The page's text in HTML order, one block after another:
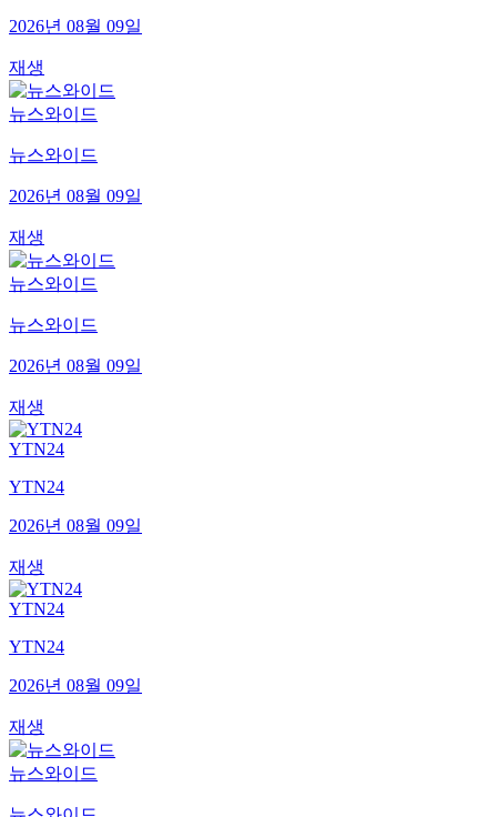
2026년 08월 09일
재생
뉴스와이드
뉴스와이드
2026년 08월 09일
재생
뉴스와이드
뉴스와이드
2026년 08월 09일
재생
YTN24
YTN24
2026년 08월 09일
재생
YTN24
YTN24
2026년 08월 09일
재생
뉴스와이드